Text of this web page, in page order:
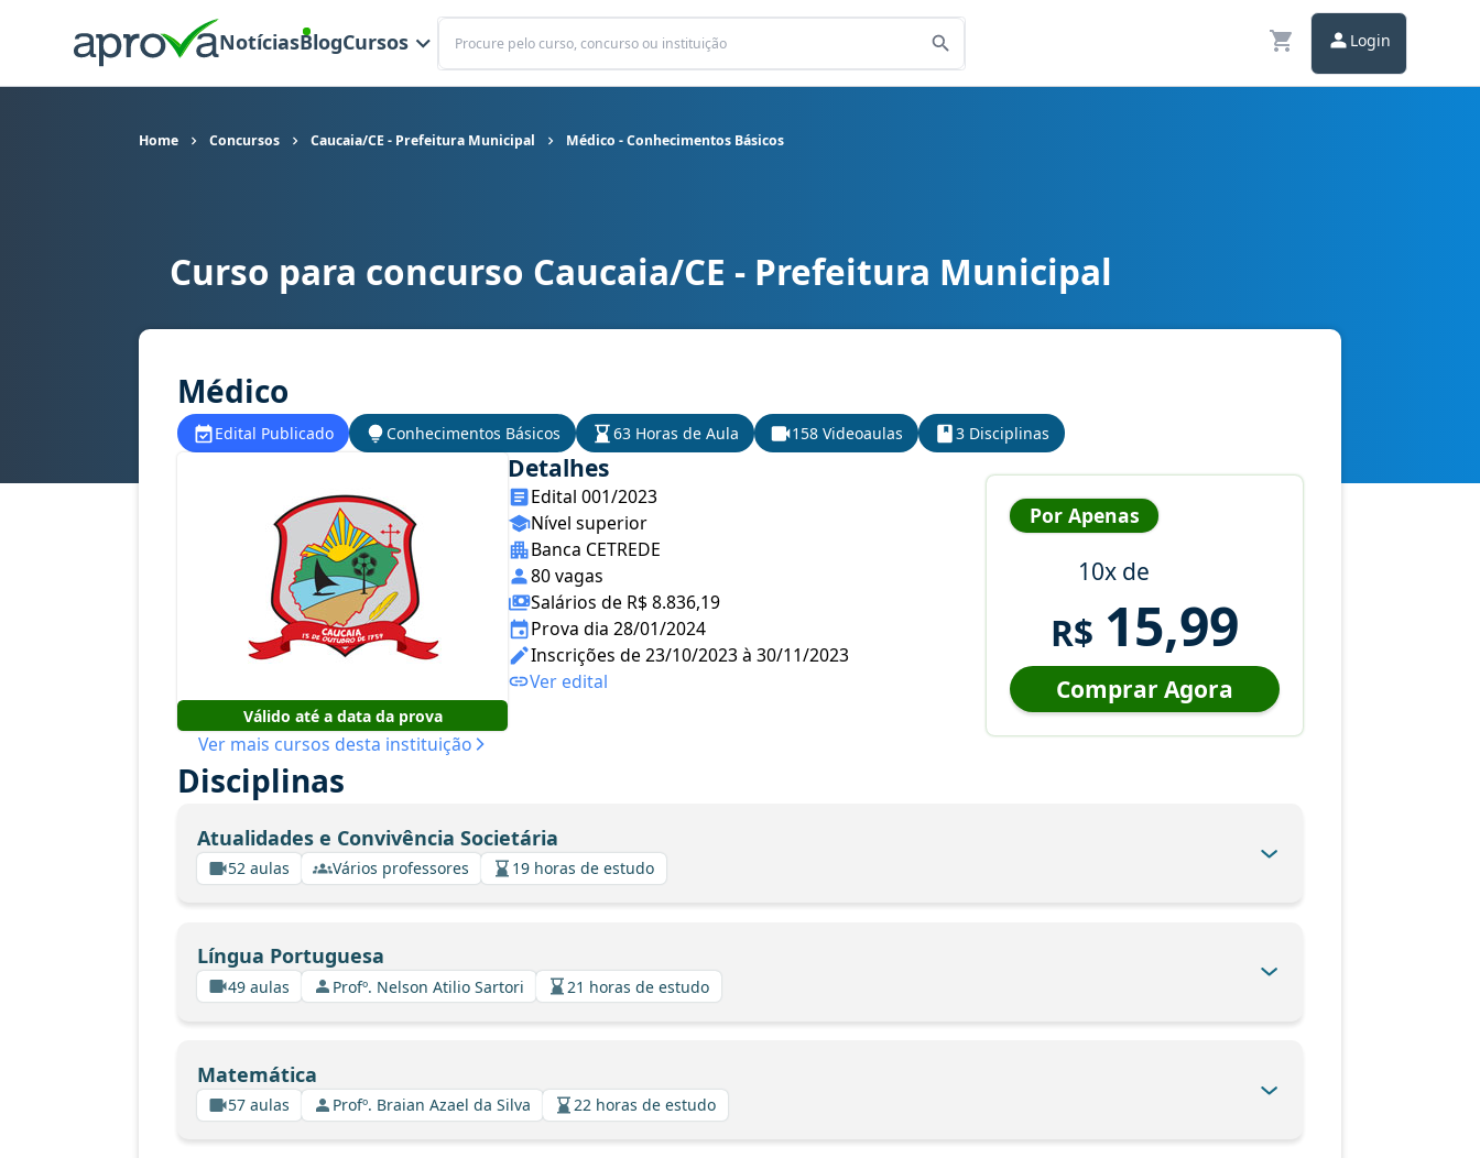
NotíciasBlogCursos
Buscar
Login
Home Concursos Caucaia/CE - Prefeitura Municipal Médico - Conhecimentos Básicos
Curso para concurso Caucaia/CE - Prefeitura Municipal cargo Médico - Conhecimentos Básicos
Curso para concurso Caucaia/CE - Prefeitura Municipal
Médico
Edital Publicado Conhecimentos Básicos 63 Horas de Aula 158 Videoaulas 3 Disciplinas
Válido até a data da prova
Ver mais cursos desta instituição
Detalhes
Edital 001/2023
Nível superior
Banca CETREDE
80 vagas
Salários de R$ 8.836,19
Prova dia 28/01/2024
Inscrições de 23/10/2023 à 30/11/2023
Ver edital
Por Apenas
10x de
R$ 15,99
Comprar Agora
Disciplinas
Atualidades e Convivência Societária
52 aulas Vários professores 19 horas de estudo
Língua Portuguesa
49 aulas Profº. Nelson Atilio Sartori 21 horas de estudo
Matemática
57 aulas Profº. Braian Azael da Silva 22 horas de estudo